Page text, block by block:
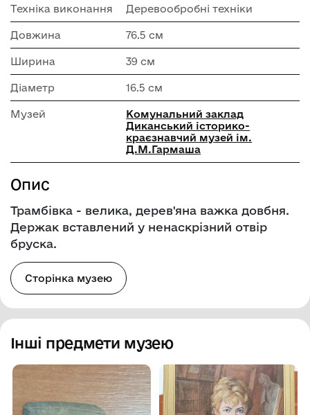
Техніка виконання Деревообробні техніки
Довжина 76.5 см
Ширина 39 см
Діаметр 16.5 см
Музей
Комунальний заклад
Диканський історико-
краєзнавчий музей ім.
Д.М.Гармаша
Опис
Трамбівка - велика, дерев'яна важка довбня.
Держак вставлений у ненаскрізний отвір
бруска.
Сторінка музею
Інші предмети музею